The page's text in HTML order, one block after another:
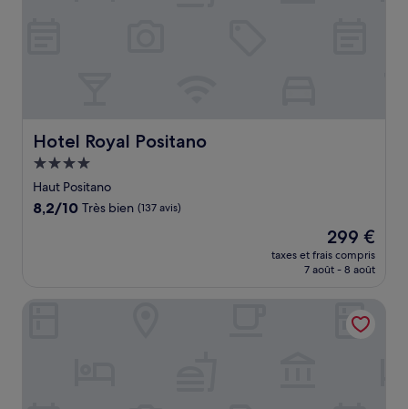
Hotel Royal Positano
Hotel Royal Positano
Hébergement
4.0 étoiles
Haut Positano
8.2
8,2/10 Très bien (137 avis)
Le
nouveau
prix
de
299 €
299 €
taxes et frais compris
7 août - 8 août